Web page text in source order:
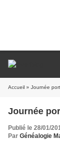
Accueil » Journée
Journée
Publié le 28/01/
Par Généalogie